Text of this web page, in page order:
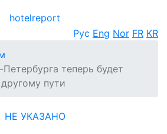
hotelreport
Рус Eng Nor FR KR
теперь будет
пути
НЕ УКАЗАНО